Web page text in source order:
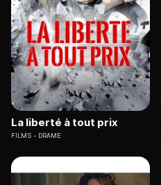
La liberté à tout prix
FILMS DRAME